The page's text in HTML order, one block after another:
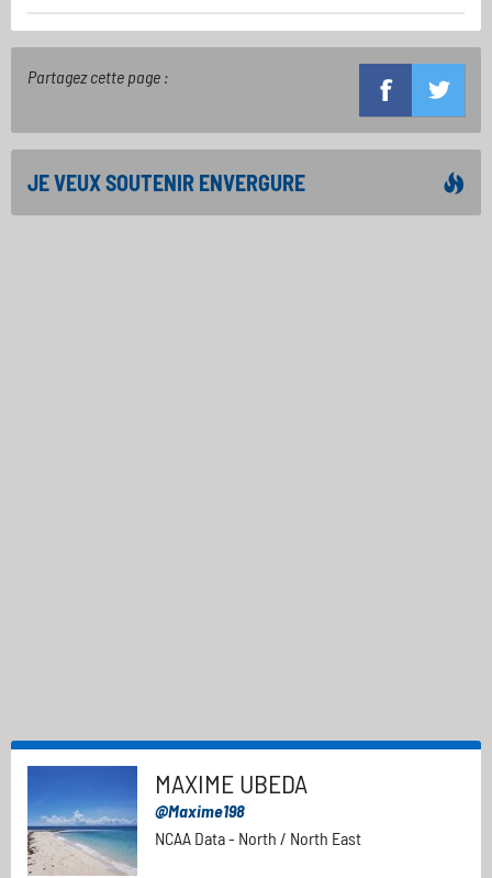
Partagez cette page :
JE VEUX SOUTENIR ENVERGURE
MAXIME UBEDA
@Maxime198
NCAA Data - North / North East